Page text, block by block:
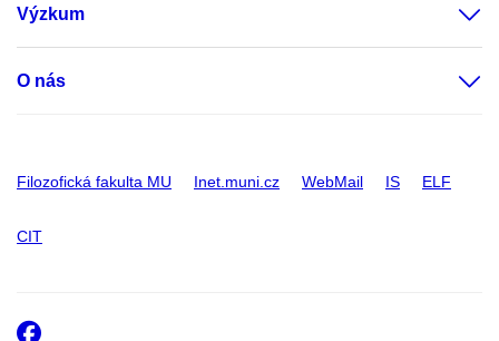
Výzkum
O nás
Filozofická fakulta MU Inet.muni.cz WebMail IS ELF
CIT
Facebook